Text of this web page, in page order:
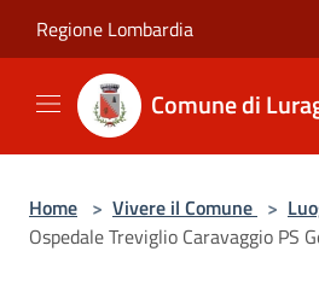
Regione Lombardia
Comune di
Home > Vivere il Comune >
Ospedale Treviglio Caravaggio PS